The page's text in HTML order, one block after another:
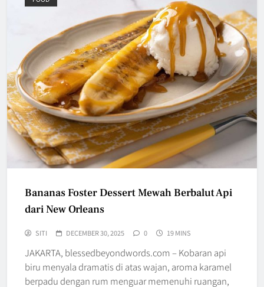
Bananas Foster Dessert Mewah Berbalut Api
dari New Orleans
SITI DECEMBER 30, 2025 0 19 MINS
JAKARTA, blessedbeyondwords.com – Kobaran api
biru menyala dramatis di atas wajan, aroma karamel
berpadu dengan rum menguar memenuhi ruangan,